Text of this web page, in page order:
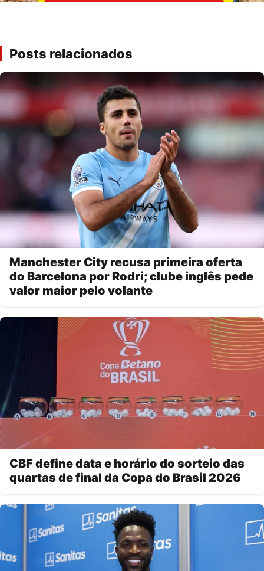
Posts relacionados
Manchester City recusa primeira oferta
do Barcelona por Rodri; clube inglês pede
valor maior pelo volante
CBF define data e horário do sorteio das
quartas de final da Copa do Brasil 2026